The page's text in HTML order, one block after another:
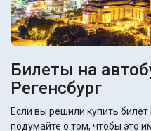
Билеты на
Регенсбург
Если вы решили купить билет
подумайте о том, чтобы это